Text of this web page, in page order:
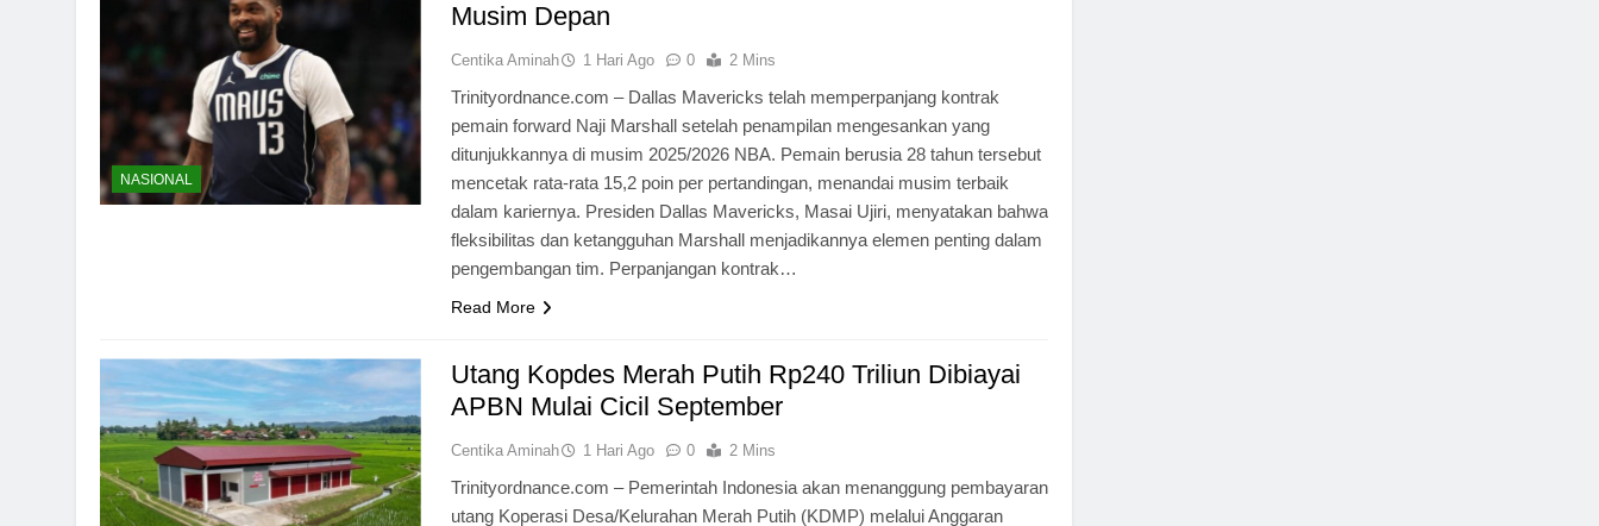
NASIONAL
Musim Depan
Centika Aminah 1 Hari Ago 0 2 Mins
Trinityordnance.com – Dallas Mavericks telah memperpanjang kontrak
pemain forward Naji Marshall setelah penampilan mengesankan yang
ditunjukkannya di musim 2025/2026 NBA. Pemain berusia 28 tahun tersebut
mencetak rata-rata 15,2 poin per pertandingan, menandai musim terbaik
dalam kariernya. Presiden Dallas Mavericks, Masai Ujiri, menyatakan bahwa
fleksibilitas dan ketangguhan Marshall menjadikannya elemen penting dalam
pengembangan tim. Perpanjangan kontrak…
Read More
Utang Kopdes Merah Putih Rp240 Triliun Dibiayai
APBN Mulai Cicil September
Centika Aminah 1 Hari Ago 0 2 Mins
Trinityordnance.com – Pemerintah Indonesia akan menanggung pembayaran
utang Koperasi Desa/Kelurahan Merah Putih (KDMP) melalui Anggaran